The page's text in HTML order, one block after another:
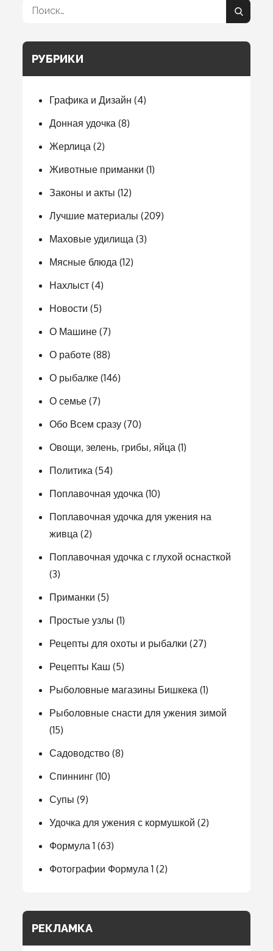
Поиск:
Поиск
РУБРИКИ
Графика и Дизайн (4)
Донная удочка (8)
Жерлица (2)
Животные приманки (1)
Законы и акты (12)
Лучшие материалы (209)
Маховые удилища (3)
Мясные блюда (12)
Нахлыст (4)
Новости (5)
О Машине (7)
О работе (88)
О рыбалке (146)
О семье (7)
Обо Всем сразу (70)
Овощи, зелень, грибы, яйца (1)
Политика (54)
Поплавочная удочка (10)
Поплавочная удочка для ужения на
живца (2)
Поплавочная удочка с глухой оснасткой
(3)
Приманки (5)
Простые узлы (1)
Рецепты для охоты и рыбалки (27)
Рецепты Каш (5)
Рыболовные магазины Бишкека (1)
Рыболовные снасти для ужения зимой
(15)
Садоводство (8)
Спиннинг (10)
Супы (9)
Удочка для ужения с кормушкой (2)
Формула 1 (63)
Фотографии Формула 1 (2)
РЕКЛАМКА